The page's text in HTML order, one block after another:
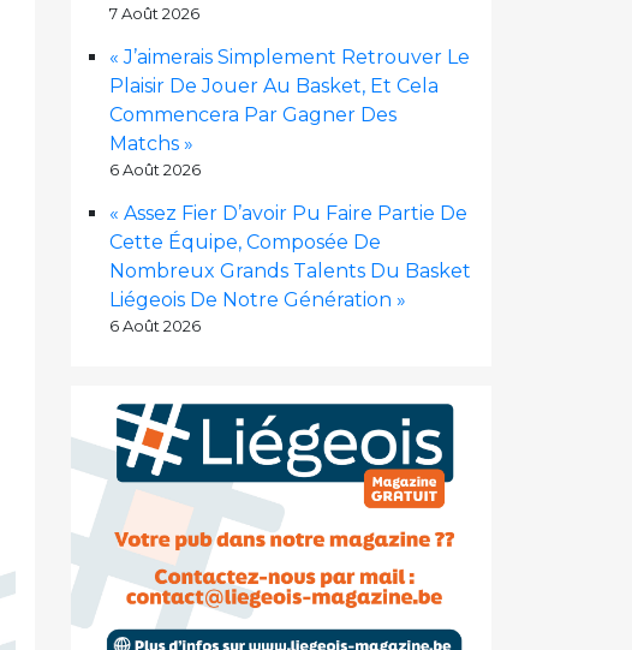
7 Août 2026
« J’aimerais Simplement Retrouver Le
Plaisir De Jouer Au Basket, Et Cela
Commencera Par Gagner Des
Matchs »
6 Août 2026
« Assez Fier D’avoir Pu Faire Partie De
Cette Équipe, Composée De
Nombreux Grands Talents Du Basket
Liégeois De Notre Génération »
6 Août 2026